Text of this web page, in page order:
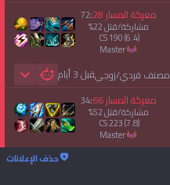
معركة المسار28
:
72
مشاركة/قتل22
%
CS190(6.4)
master
مصنف فردي/زوجيقبل 3 أيام
معركة المسار66
:
34
مشاركة/قتل52
%
CS223(7.8)
master
حذف الإعلانات